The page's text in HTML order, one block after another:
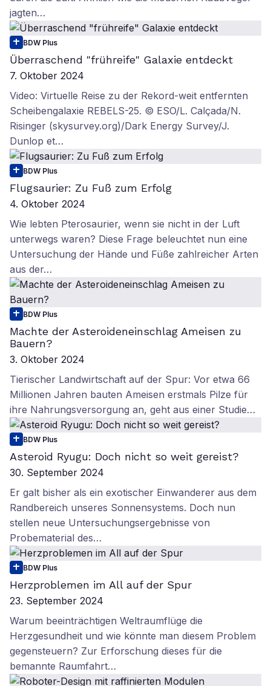
jagten…
BDW Plus
Überraschend "frühreife" Galaxie entdeckt
7. Oktober 2024
Video: Virtuelle Reise zu der Rekord-weit entfernten
Scheibengalaxie REBELS-25. © ESO/L. Calçada/N.
Risinger (skysurvey.org)/Dark Energy Survey/J.
Dunlop et…
BDW Plus
Flugsaurier: Zu Fuß zum Erfolg
4. Oktober 2024
Wie lebten Pterosaurier, wenn sie nicht in der Luft
unterwegs waren? Diese Frage beleuchtet nun eine
Untersuchung der Hände und Füße zahlreicher Arten
aus der…
BDW Plus
Machte der Asteroideneinschlag Ameisen zu
Bauern?
3. Oktober 2024
Tierischer Landwirtschaft auf der Spur: Vor etwa 66
Millionen Jahren bauten Ameisen erstmals Pilze für
ihre Nahrungsversorgung an, geht aus einer Studie…
BDW Plus
Asteroid Ryugu: Doch nicht so weit gereist?
30. September 2024
Er galt bisher als ein exotischer Einwanderer aus dem
Randbereich unseres Sonnensystems. Doch nun
stellen neue Untersuchungsergebnisse von
Probematerial des…
BDW Plus
Herzproblemen im All auf der Spur
23. September 2024
Warum beeinträchtigen Weltraumflüge die
Herzgesundheit und wie könnte man diesem Problem
gegensteuern? Zur Erforschung dieses für die
bemannte Raumfahrt…